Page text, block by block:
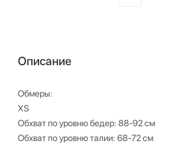
Описание
Обмеры:
XS
Обхват по уровню бедер: 88-92 см
Обхват по уровню талии: 68-72 см